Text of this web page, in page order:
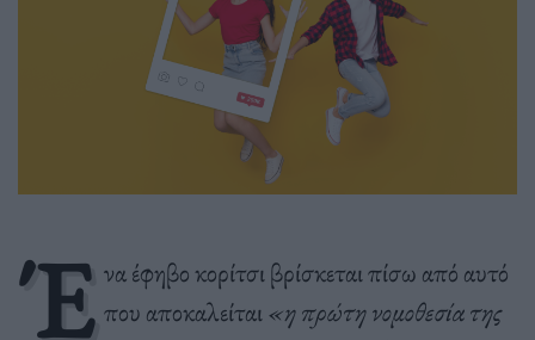
Έ να έφηβο κορίτσι βρίσκεται πίσω από αυτό
που αποκαλείται«η πρώτη νομοθεσία της